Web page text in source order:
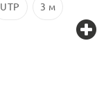
UTP 3 м